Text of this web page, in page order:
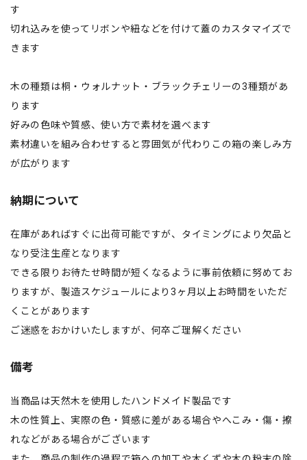
す
切れ込みを使ってリボンや紐などを付けて蓋のカスタマイズで
きます
木の種類は桐・ウォルナット・ブラックチェリーの3種類があ
ります
好みの色味や質感、使い方で素材を選べます
素材違いを組み合わせすると雰囲気が代わりこの箱の楽しみ方
が広がります
納期について
在庫があればすぐに出荷可能ですが、タイミングにより欠品と
なり受注生産となります
できる限りお待たせ時間が短くなるように事前依頼に努めてお
りますが、製造スケジュールにより3ヶ月以上お時間をいただ
くことがあります
ご迷惑をおかけいたしますが、何卒ご理解ください
備考
当商品は天然木を使用したハンドメイド製品です
木の性質上、実際の色・質感に差がある場合やへこみ・傷・擦
れなどがある場合がございます